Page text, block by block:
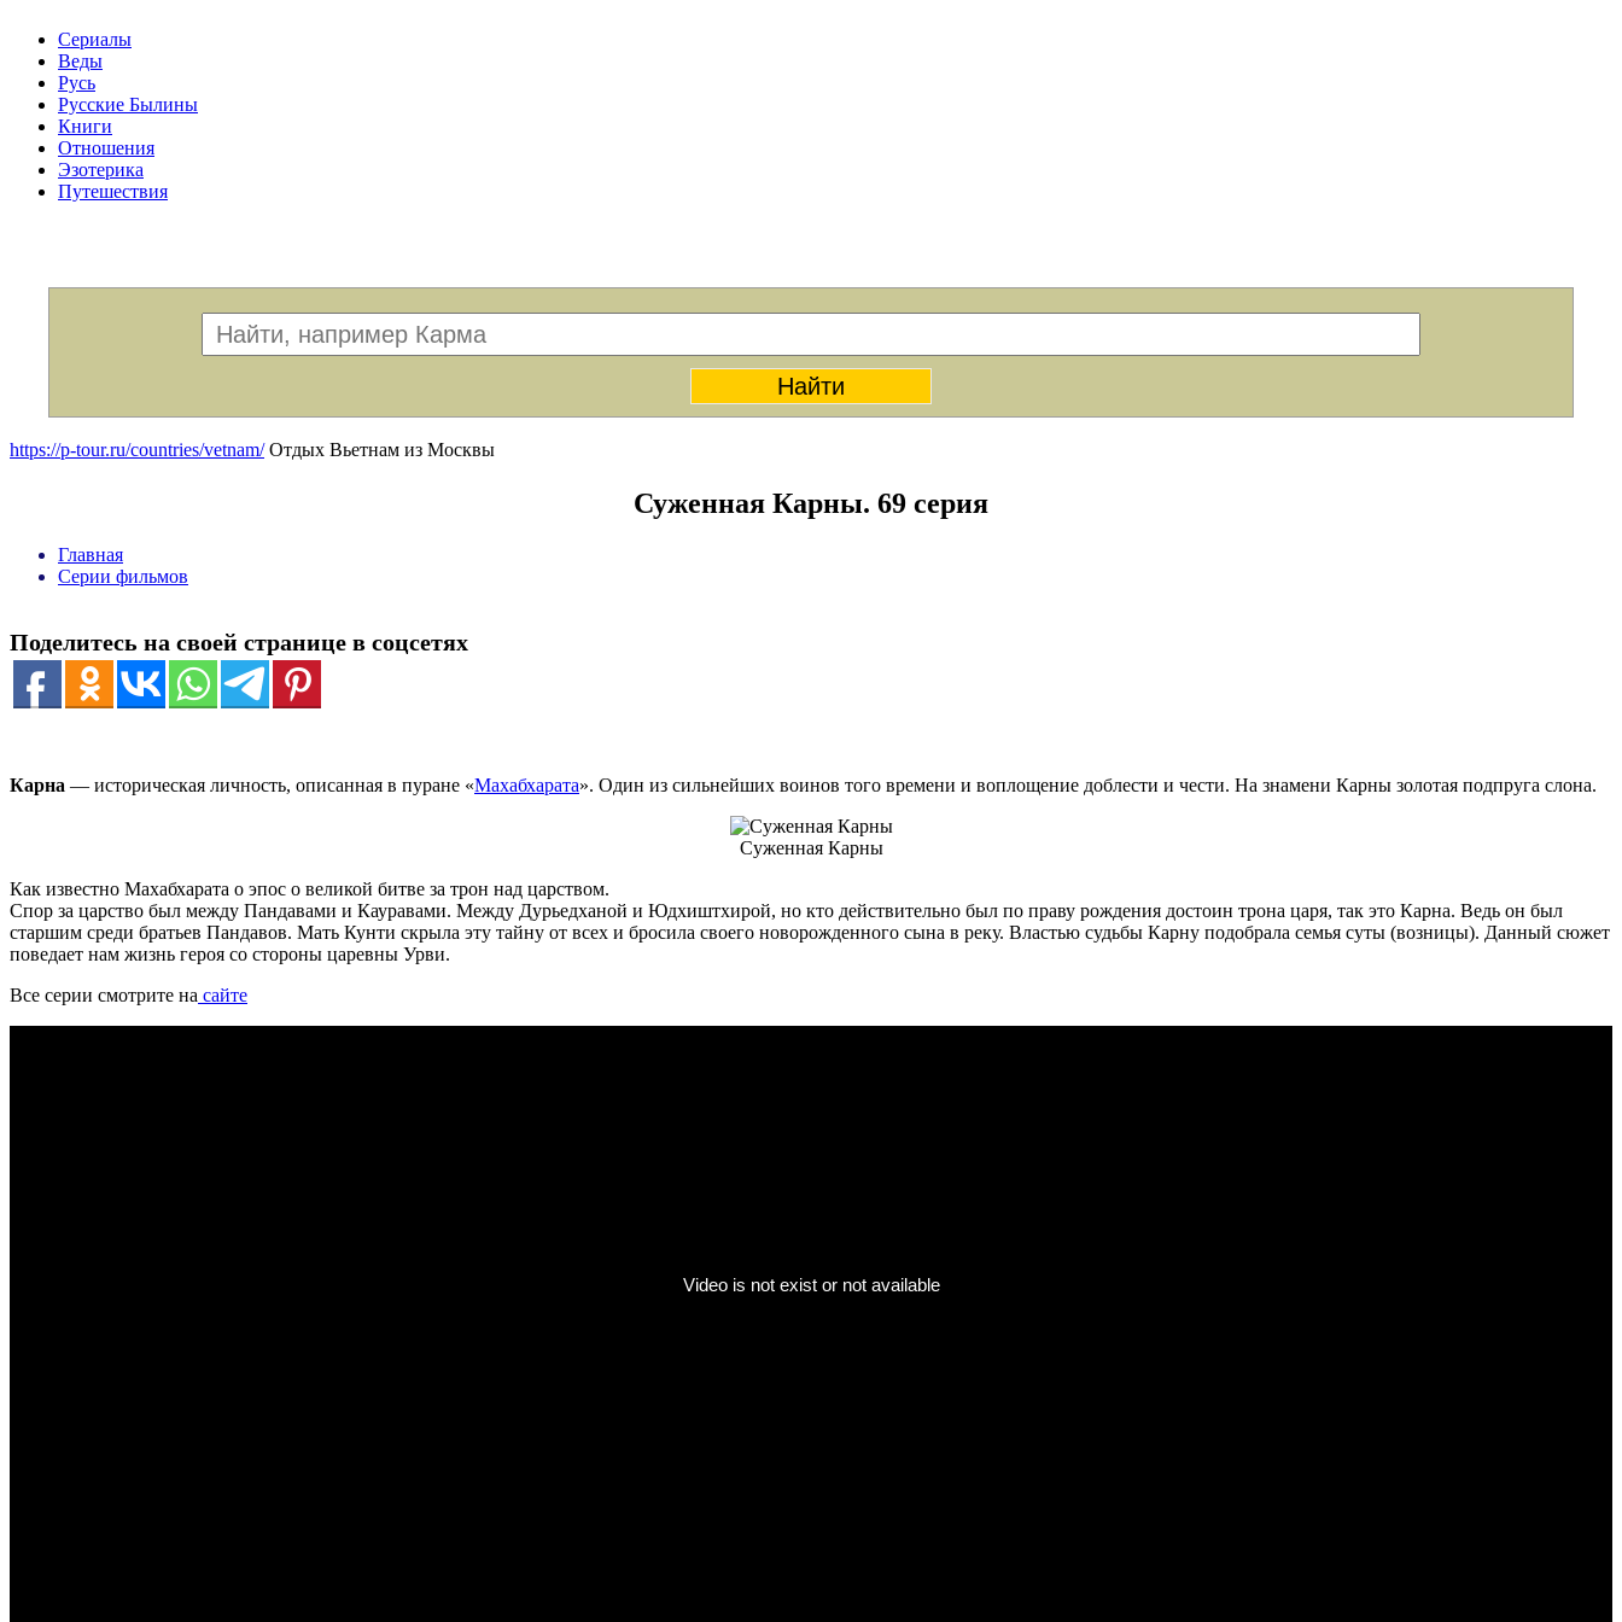
Сериалы
Веды
Русь
Русские Былины
Книги
Отношения
Эзотерика
Путешествия
https://p-tour.ru/countries/vetnam/Отдых Вьетнам из Москвы
Суженная Карны. 69 серия
Главная
Серии фильмов
Поделитесь на своей странице в соцсетях
Карна — историческая личность, описанная в пуране «Махабхарата». Один из сильнейших воинов того времени и воплощение доблести и чести. На знамени Карны золотая подпруга слона.
Суженная Карны
Как известно Махабхарата о эпос о великой битве за трон над царством.
Спор за царство был между Пандавами и Кауравами. Между Дурьедханой и Юдхиштхирой, но кто действительно был по праву рождения достоин трона царя, так это Карна. Ведь он был
старшим среди братьев Пандавов. Мать Кунти скрыла эту тайну от всех и бросила своего новорожденного сына в реку. Властью судьбы Карну подобрала семья суты (возницы). Данный сюжет
поведает нам жизнь героя со стороны царевны Урви.
Все серии смотрите на сайте